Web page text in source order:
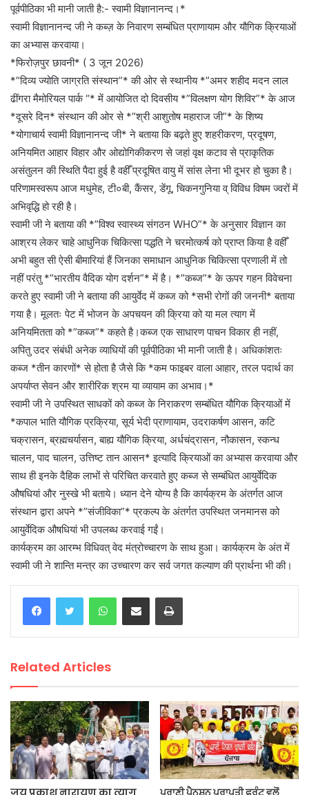
पूर्वपीठिका भी मानी जाती है:- स्वामी विज्ञानानन्द।*
स्वामी विज्ञानानन्द जी ने कब्ज़ के निवारण सम्बंधित प्राणायाम और यौगिक क्रियाओं
का अभ्यास करवाया।
*फिरोज़पुर छावनी* ( 3 जून 2026)
*”दिव्य ज्योति जाग्रति संस्थान”* की ओर से स्थानीय *”अमर शहीद मदन लाल
ढींगरा मैमोरियल पार्क “* में आयोजित दो दिवसीय *”विलक्षण योग शिविर”* के आज
*दूसरे दिन* संस्थान की ओर से *”श्री आशुतोष महाराज जी”* के शिष्य
*योगाचार्य स्वामी विज्ञानानन्द जी* ने बताया कि बढ़ते हुए शहरीकरण, प्रदूषण,
अनियमित आहार विहार और ओद्योगिकीकरण से जहां वृक्ष कटाव से प्राकृतिक
असंतुलन की स्थिति पैदा हुई है वहीँ प्रदूषित वायु में सांस लेना भी दूभर हो चुका है।
परिणामस्वरूप आज मधुमेह, टी०बी, कैंसर, डेंगू, चिकनगुनिया व् विविध विषम ज्वरों में
अभिवृद्धि हो रही है।
स्वामी जी ने बताया की *”विश्व स्वास्थ्य संगठन WHO”* के अनुसार विज्ञान का
आश्रय लेकर चाहे आधुनिक चिकित्सा पद्धति ने चरमोत्कर्ष को प्राप्त किया है वहीँ
अभी बहुत सी ऐसी बीमारियां हैं जिनका समाधान आधुनिक चिकित्सा प्रणाली में तो
नहीं परंतु *”भारतीय वैदिक योग दर्शन”* में है। *”कब्ज”* के ऊपर गहन विवेचना
करते हुए स्वामी जी ने बताया की आयुर्वेद में कब्ज को *सभी रोगों की जननी* बताया
गया है। मूलतः पेट में भोजन के अपचयन की क्रिया को या मल त्याग में
अनियमितता को *”कब्ज”* कहते है।कब्ज एक साधारण पाचन विकार ही नहीं,
अपितु उदर संबंधी अनेक व्याधियों की पूर्वपीठिका भी मानी जाती है। अधिकांशतः
कब्ज *तीन कारणों* से होता है जैसे कि *कम फाइबर वाला आहार, तरल पदार्थ का
अपर्याप्त सेवन और शारीरिक श्रम या व्यायाम का अभाव।*
स्वामी जी ने उपस्थित साधकों को कब्ज के निराकरण सम्बंधित यौगिक क्रियाओं में
*कपाल भाति यौगिक प्रक्रिया, सूर्य भेदी प्राणायाम, उदराकर्षण आसन, कटि
चक्रासन, ब्रह्मचर्यासन, बाह्य यौगिक क्रिया, अर्धचंद्रासन, नौकासन, स्कन्ध
चालन, पाद चालन, उत्तिष्ट तान आसन* इत्यादि क्रियाओं का अभ्यास करवाया और
साथ ही इनके दैहिक लाभों से परिचित करवाते हुए कब्ज से सम्बंधित आयुर्वेदिक
औषधियां और नुस्खे भी बताये। ध्यान देने योग्य है कि कार्यक्रम के अंतर्गत आज
संस्थान द्वारा अपने *”संजीविका”* प्रकल्प के अंतर्गत उपस्थित जनमानस को
आयुर्वेदिक औषधियां भी उपलब्ध करवाई गईं।
कार्यक्रम का आरम्भ विधिवत् वेद मंत्रोच्चारण के साथ हुआ। कार्यक्रम के अंत में
स्वामी जी ने शान्ति मन्त्र का उच्चारण कर सर्व जगत कल्याण की प्रार्थना भी की।
WhatsAppShare via Email Print
Related Articles
जय प्रकाश नारायण का त्याग ਪੁਰਾਣੀ ਪੈਨਸ਼ਨ ਪ੍ਰਾਪਤੀ ਫਰੰਟ ਵਲੋਂ